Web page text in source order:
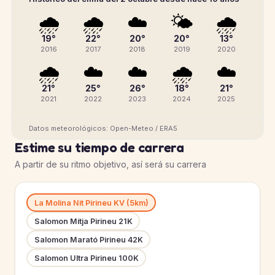
🌧️
19°
2016
🌧️
22°
2017
☁️
20°
2018
🌤️
20°
2019
🌧️
13°
2020
🌧️
21°
2021
☁️
25°
2022
☁️
26°
2023
🌧️
18°
2024
☁️
21°
2025
Datos meteorológicos: Open-Meteo / ERA5
Estime su tiempo de carrera
A partir de su ritmo objetivo, así será su carrera
La Molina Nit Pirineu KV (5km)
Salomon Mitja Pirineu 21K
Salomon Marató Pirineu 42K
Salomon Ultra Pirineu 100K